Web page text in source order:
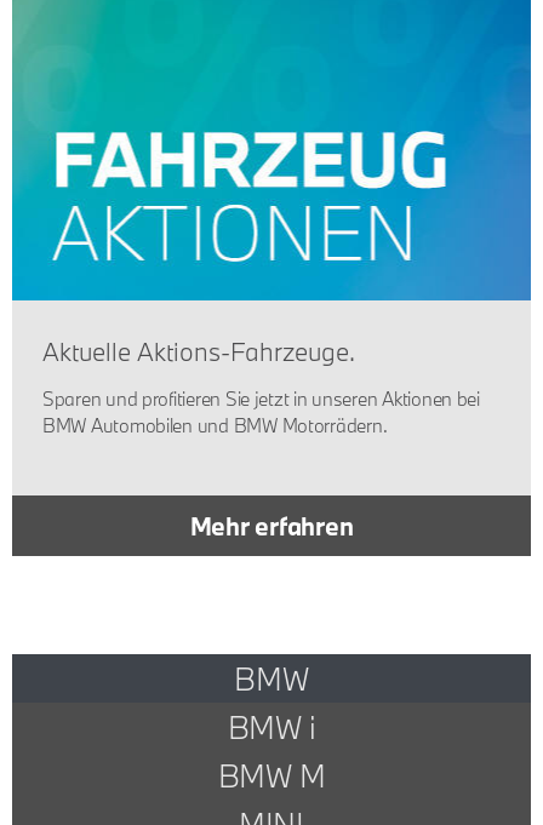
Aktuelle Aktions-Fahrzeuge.
Sparen und profitieren Sie jetzt in unseren Aktionen bei
BMW Automobilen und BMW Motorrädern.
Mehr erfahren
BMW
BMW i
BMW M